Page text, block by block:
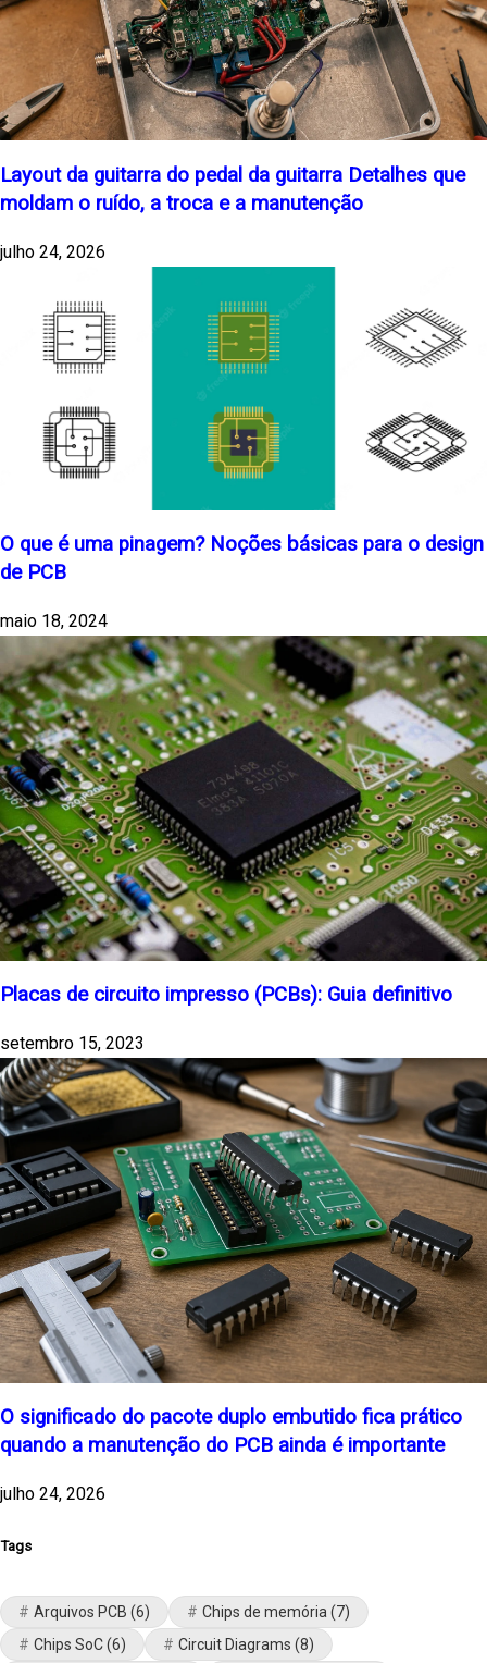
Layout da guitarra do pedal da guitarra Detalhes que
moldam o ruído, a troca e a manutenção
julho 24, 2026
O que é uma pinagem? Noções básicas para o design
de PCB
maio 18, 2024
Placas de circuito impresso (PCBs): Guia definitivo
setembro 15, 2023
O significado do pacote duplo embutido fica prático
quando a manutenção do PCB ainda é importante
julho 24, 2026
Tags
Arquivos PCB (6) Chips de memória(7)
Chips SoC(6) Circuit Diagrams (8)